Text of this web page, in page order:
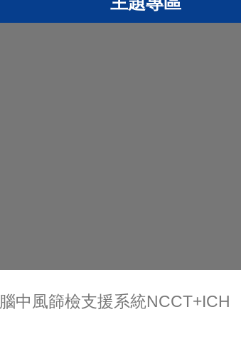
腦中風篩檢支援系統NCCT+ICH